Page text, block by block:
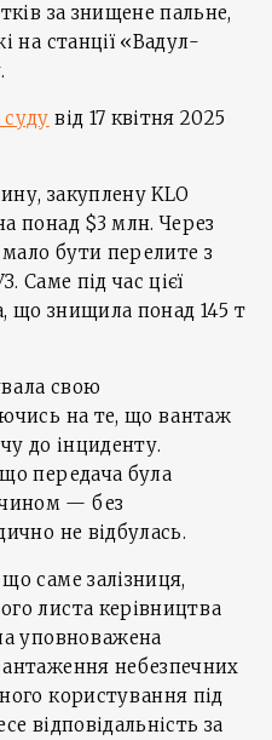
за знищене пальне,
на станції «Вадул-
від 17 квітня 2025
закуплену KLO
понад $3 млн. Через
мало бути перелите з
Саме під час цієї
що знищила понад 145 т
свою
на те, що вантаж
до інциденту.
передача була
— без
не відбулась.
саме залізниця,
листа керівництва
уповноважена
небезпечних
користування під
відповідальність за